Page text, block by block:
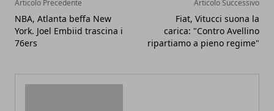
Articolo Precedente
NBA, Atlanta beffa New
York. Joel Embiid trascina i
76ers
Articolo Successivo
Fiat, Vitucci suona la
carica: "Contro Avellino
ripartiamo a pieno regime"